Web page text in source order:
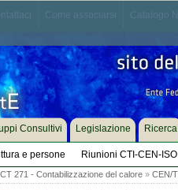
e persone Riunioni CTI-CEN-ISO
Consultivi Legislazione Ricerca
CT 271 - Contabilizzazione del calore» CEN/